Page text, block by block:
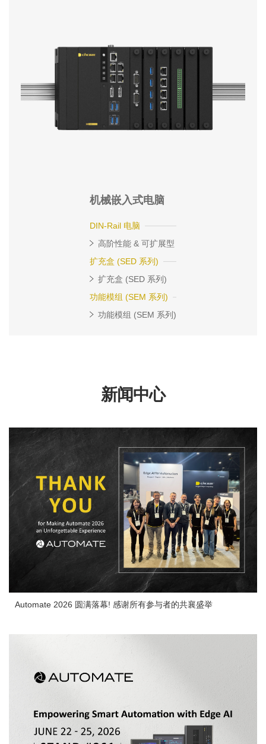
机械嵌入式电脑
DIN-Rail 电脑
高阶性能 & 可扩展型
扩充盒 (SED 系列)
扩充盒 (SED 系列)
功能模组 (SEM 系列)
功能模组 (SEM 系列)
新闻中心
Automate 2026 圆满落幕! 感谢所有参与者的共襄盛举